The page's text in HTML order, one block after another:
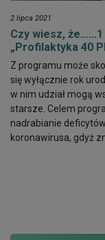
2 lipca 2021
Czy wiesz,
„Profilaktyka 40
Z programu może
się wyłącznie rok
w nim udział mogą
starsze. Celem
nadrabianie
koronawirusa, gdyż